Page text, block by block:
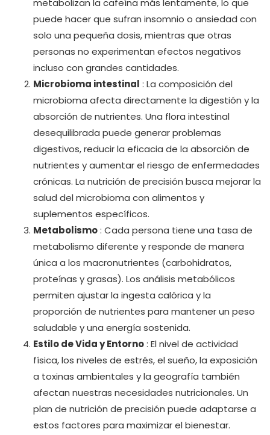
puede hacer que sufran insomnio o ansiedad con
solo una pequeña dosis, mientras que otras
personas no experimentan efectos negativos
incluso con grandes cantidades.
Microbioma intestinal : La composición del
microbioma afecta directamente la digestión y la
absorción de nutrientes. Una flora intestinal
desequilibrada puede generar problemas
digestivos, reducir la eficacia de la absorción de
nutrientes y aumentar el riesgo de enfermedades
crónicas. La nutrición de precisión busca mejorar la
salud del microbioma con alimentos y
suplementos específicos.
Metabolismo: Cada persona tiene una tasa de
metabolismo diferente y responde de manera
única a los macronutrientes (carbohidratos,
proteínas y grasas). Los análisis metabólicos
permiten ajustar la ingesta calórica y la
proporción de nutrientes para mantener un peso
saludable y una energía sostenida.
Estilo de Vida y Entorno: El nivel de actividad
física, los niveles de estrés, el sueño, la exposición
a toxinas ambientales y la geografía también
afectan nuestras necesidades nutricionales. Un
plan de nutrición de precisión puede adaptarse a
estos factores para maximizar el bienestar.